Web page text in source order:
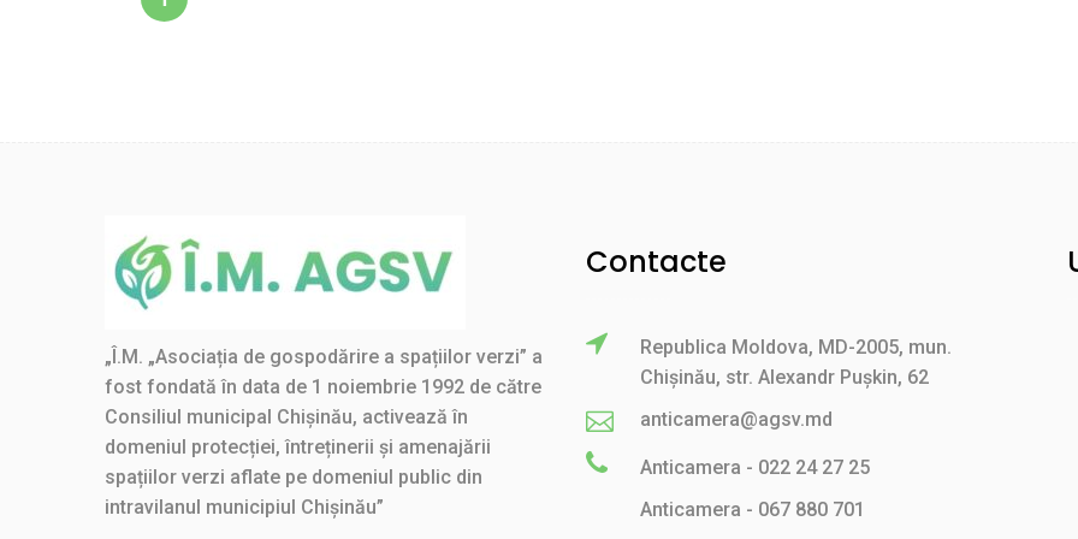
„Î.M. „Asociația de gospodărire a spațiilor verzi” a
fost fondată în data de 1 noiembrie 1992 de către
Consiliul municipal Chișinău, activează în
domeniul protecției, întreținerii și amenajării
spațiilor verzi aflate pe domeniul public din
intravilanul municipiul Chișinău”
Contacte
Republica Moldova, MD-2005, mun.
Chișinău, str. Alexandr Pușkin, 62
anticamera@agsv.md
Anticamera - 022 24 27 25
Anticamera - 067 880 701